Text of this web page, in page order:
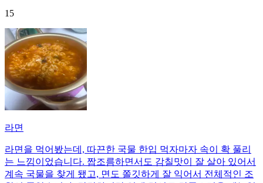
15
라면
라면을 먹어봤는데, 따끈한 국물 한입 먹자마자 속이 확 풀리
는 느낌이었습니다. 짭조름하면서도 감칠맛이 잘 살아 있어서
계속 국물을 찾게 됐고, 면도 쫄깃하게 잘 익어서 전체적인 조